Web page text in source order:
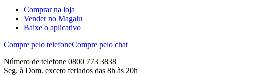
Comprar na loja
Vender no Magalu
Baixe o aplicativo
Compre pelo telefoneCompre pelo chat
Número de telefone 0800 773 3838
Seg. à Dom. exceto feriados das 8h às 20h